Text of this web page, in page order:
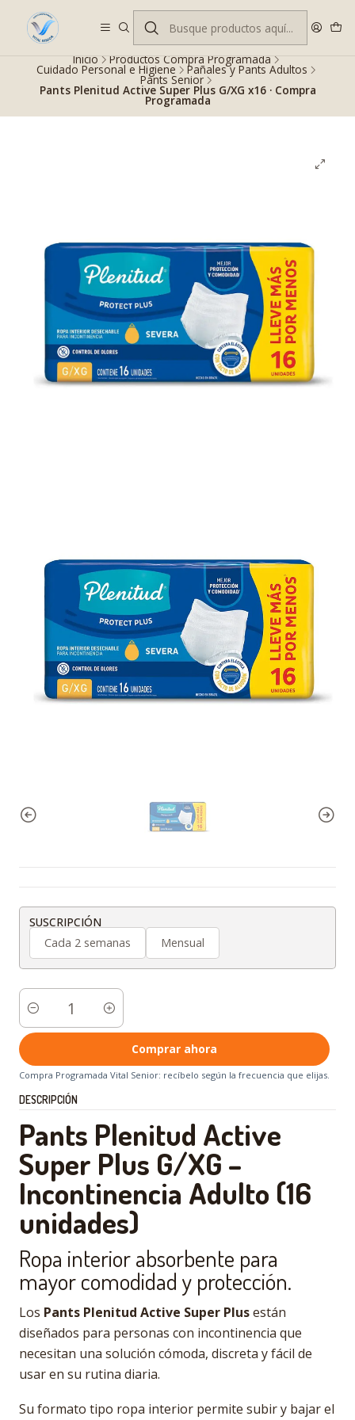
Despacho gratis en RM desde $100.000. Revisa las condiciones.
Inicio Productos Compra Programada
Cuidado Personal e Higiene Pañales y Pants Adultos
Pants Senior
Pants Plenitud Active Super Plus G/XG x16 · Compra
Programada
SUSCRIPCIÓN
Cada 2 semanas
Mensual
Cantidad
Comprar ahora
Compra Programada Vital Senior: recíbelo según la frecuencia que elijas.
DESCRIPCIÓN
Pants Plenitud Active
Super Plus G/XG –
Incontinencia Adulto (16
unidades)
Ropa interior absorbente para
mayor comodidad y protección.
Los Pants Plenitud Active Super Plusestán
diseñados para personas con incontinencia que
necesitan una solución cómoda, discreta y fácil de
usar en su rutina diaria.
Su formato tipo ropa interior permite subir y bajar el